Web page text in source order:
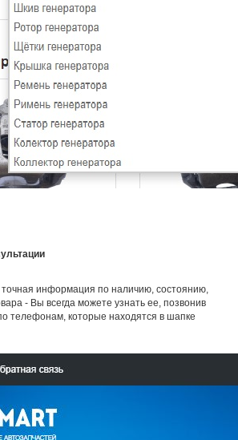
точная информация по наличию, состоянию,
- Вы всегда можете узнать ее, позвонив
телефонам, которые находятся в шапке